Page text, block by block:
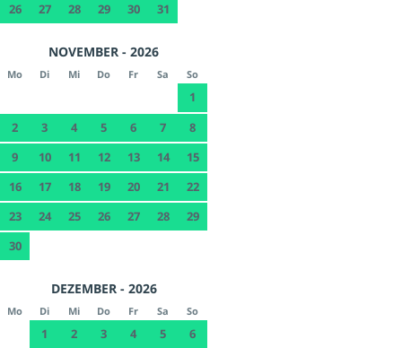
26
27 28 29 30 31
NOVEMBER - 2026
Mo Di Mi Do Fr Sa So
1
2
3 4 5 6 7
8
9
10 11 12 13 14
15
16
17 18 19 20 21
22
23
24 25 26 27 28
29
30
DEZEMBER - 2026
Mo Di Mi Do Fr Sa So
1 2 3 4 5
6